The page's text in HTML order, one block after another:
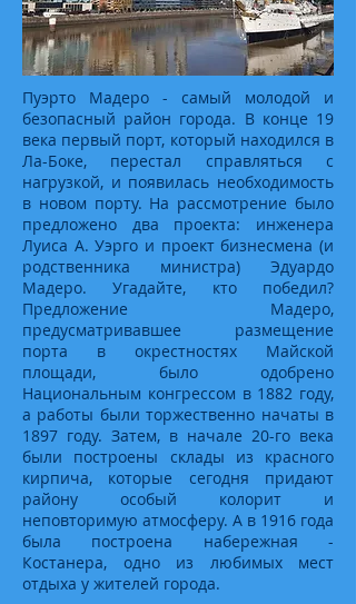
Пуэрто Мадеро - самый молодой и
безопасный район города. В конце 19
века первый порт, который находился в
Ла-Боке, перестал справляться с
нагрузкой, и появилась необходимость
в новом порту. На рассмотрение было
предложено два проекта: инженера
Луиса А. Уэрго и проект бизнесмена (и
родственника министра) Эдуардо
Мадеро. Угадайте, кто победил?
Предложение Мадеро,
предусматривавшее размещение
порта в окрестностях Майской
площади, было одобрено
Национальным конгрессом в 1882 году,
а работы были торжественно начаты в
1897 году. Затем, в начале 20-го века
были построены склады из красного
кирпича, которые сегодня придают
району особый колорит и
неповторимую атмосферу. А в 1916 года
была построена набережная -
Костанера, одно из любимых мест
отдыха у жителей города.